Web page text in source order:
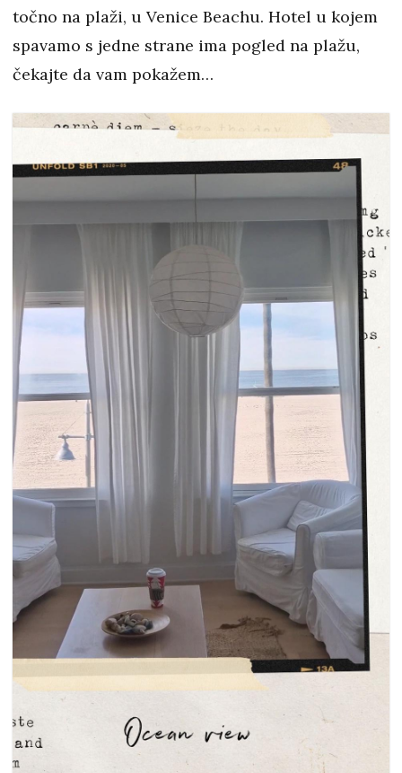
točno na plaži, u Venice Beachu. Hotel u kojem
spavamo s jedne strane ima pogled na plažu,
čekajte da vam pokažem…